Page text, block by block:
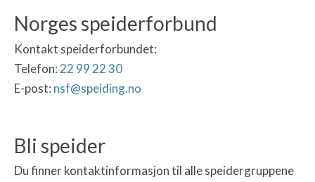
Norges speiderforbund
Kontakt speiderforbundet:
Telefon: 22 99 22 30
E-post: nsf@speiding.no
Bli speider
Du finner kontaktinformasjon til alle speidergruppene